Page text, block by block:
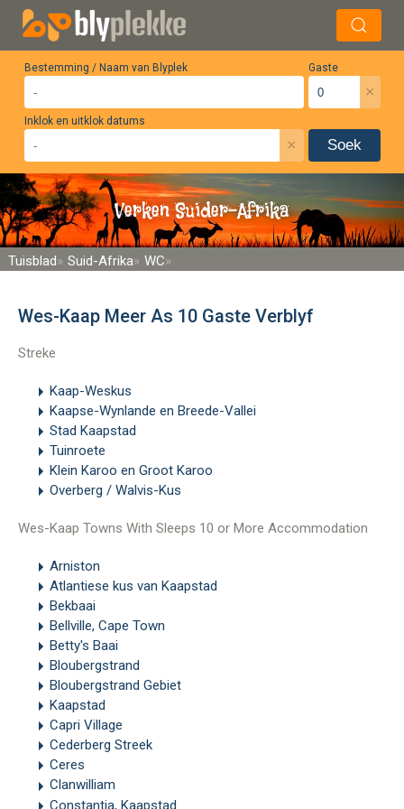
Bestemming / Naam van Blyplek Gaste
×
Inklok en uitklok datums
× Soek
Verken Suider-Afrika
Tuisblad Suid-Afrika WC
Wes-Kaap Meer As 10 Gaste Verblyf
Streke
Kaap-Weskus
Kaapse-Wynlande en Breede-Vallei
Stad Kaapstad
Tuinroete
Klein Karoo en Groot Karoo
Overberg / Walvis-Kus
Wes-Kaap Towns With Sleeps 10 or More Accommodation
Arniston
Atlantiese kus van Kaapstad
Bekbaai
Bellville, Cape Town
Betty's Baai
Bloubergstrand
Bloubergstrand Gebiet
Kaapstad
Capri Village
Cederberg Streek
Ceres
Clanwilliam
Constantia, Kaapstad